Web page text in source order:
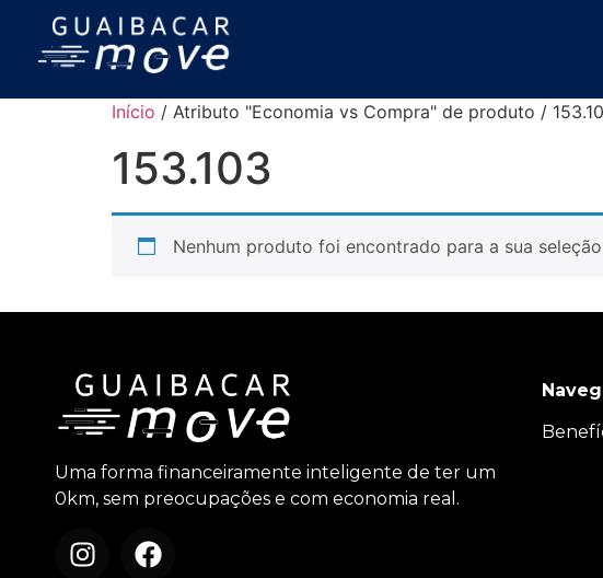
Início / Atributo "Economia vs Compra" de produto /
153.103
Nenhum produto foi encontrado para a sua
Uma forma financeiramente inteligente de ter um
0km, sem preocupações e com economia real.